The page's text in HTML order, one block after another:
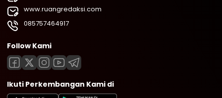
www.ruangredaksi.com
085757464917
Follow Kami
Ikuti Perkembangan Kami di